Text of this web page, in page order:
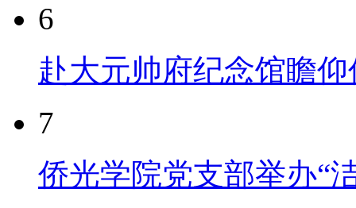
6
赴大元帅府纪念馆瞻
7
侨光学院党支部举办“